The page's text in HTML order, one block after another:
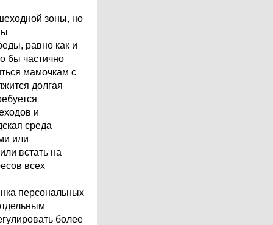
зоны, но
равно как и
бы частично
мамочкам с
долгая
и
среда
или
встать на
всех
персональных
более